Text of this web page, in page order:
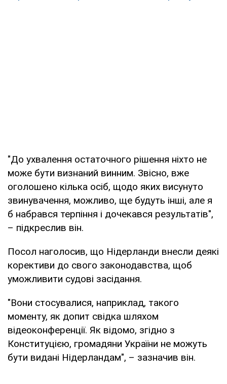
"До ухвалення остаточного рішення ніхто не
може бути визнаний винним. Звісно, вже
оголошено кілька осіб, щодо яких висунуто
звинувачення, можливо, ще будуть інші, але я
б набрався терпіння і дочекався результатів",
– підкреслив він.
Посол наголосив, що Нідерланди внесли деякі
корективи до свого законодавства, щоб
уможливити судові засідання.
"Вони стосувалися, наприклад, такого
моменту, як допит свідка шляхом
відеоконференції. Як відомо, згідно з
Конституцією, громадяни України не можуть
бути видані Нідерландам", – зазначив він.